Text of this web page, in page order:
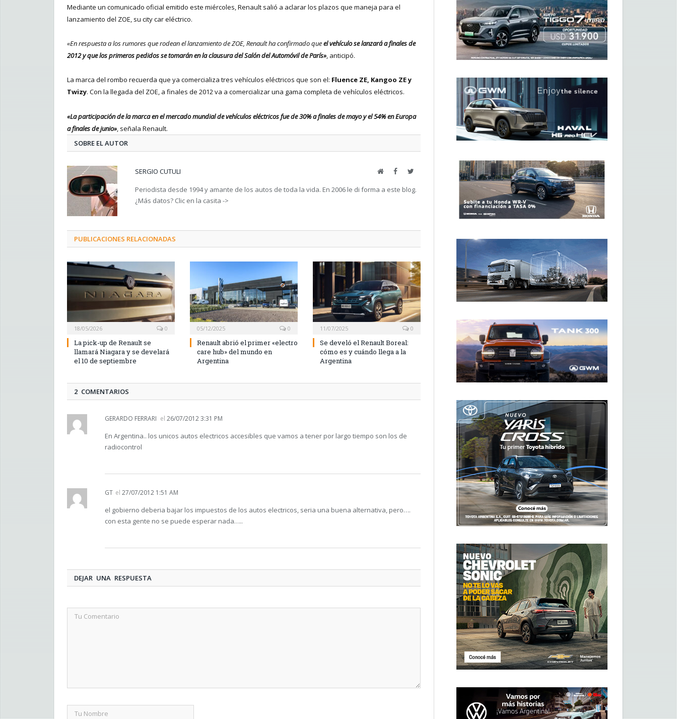
Mediante un comunicado oficial emitido este miércoles, Renault salió a aclarar los plazos que maneja para el
lanzamiento del ZOE, su city car eléctrico.
«En respuesta a los rumores que rodean el lanzamiento de ZOE, Renault ha confirmado queel vehículo se lanzará a finales de
2012 y que los primeros pedidos se tomarán en la clausura del Salón del Automóvil de París», anticipó.
La marca del rombo recuerda que ya comercializa tres vehículos eléctricos que son el: Fluence ZE, Kangoo ZE y
Twizy. Con la llegada del ZOE, a finales de 2012 va a comercializar una gama completa de vehículos eléctricos.
«La participación de la marca en el mercado mundial de vehículos eléctricos fue de 30% a finales de mayo y el 54% en Europa
a finales de junio» , señala Renault.
SOBRE EL AUTOR
SERGIO CUTULI WebFacebookTwitter
Periodista desde 1994 y amante de los autos de toda la vida. En 2006 le di forma a este blog.
¿Más datos? Clic en la casita ->
PUBLICACIONES RELACIONADAS
18/05/2026 0
La pick-up de Renault se
llamará Niagara y se develará
el 10 de septiembre
05/12/2025 0
Renault abrió el primer «electro
care hub» del mundo en
Argentina
11/07/2025 0
Se develó el Renault Boreal:
cómo es y cuándo llega a la
Argentina
2 COMENTARIOS
GERARDO FERRARI el 26/07/2012 3:31 PM
En Argentina.. los unicos autos electricos accesibles que vamos a tener por largo tiempo son los de
radiocontrol
GT el 27/07/2012 1:51 AM
el gobierno deberia bajar los impuestos de los autos electricos, seria una buena alternativa, pero….
con esta gente no se puede esperar nada…..
DEJAR UNA RESPUESTA